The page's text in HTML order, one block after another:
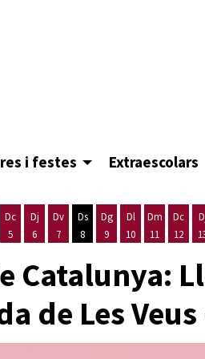
i festes Extraescolars
Dc
5
Dj
6
Dv
7
Ds
8
Dg
9
Dl
10
Dm
11
Dc
12
Catalunya:
de Les